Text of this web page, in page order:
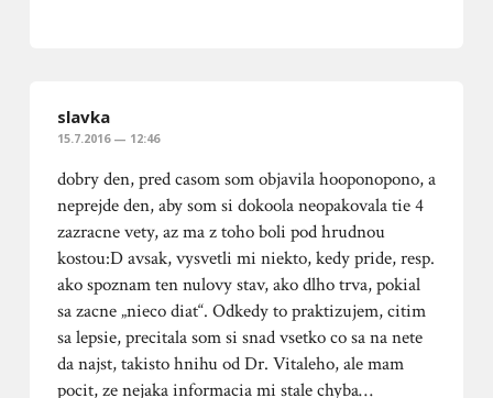
slavka
15.7.2016 — 12:46
dobry den, pred casom som objavila hooponopono, a
neprejde den, aby som si dokoola neopakovala tie 4
zazracne vety, az ma z toho boli pod hrudnou
kostou:D avsak, vysvetli mi niekto, kedy pride, resp.
ako spoznam ten nulovy stav, ako dlho trva, pokial
sa zacne „nieco diat“. Odkedy to praktizujem, citim
sa lepsie, precitala som si snad vsetko co sa na nete
da najst, takisto hnihu od Dr. Vitaleho, ale mam
pocit, ze nejaka informacia mi stale chyba…